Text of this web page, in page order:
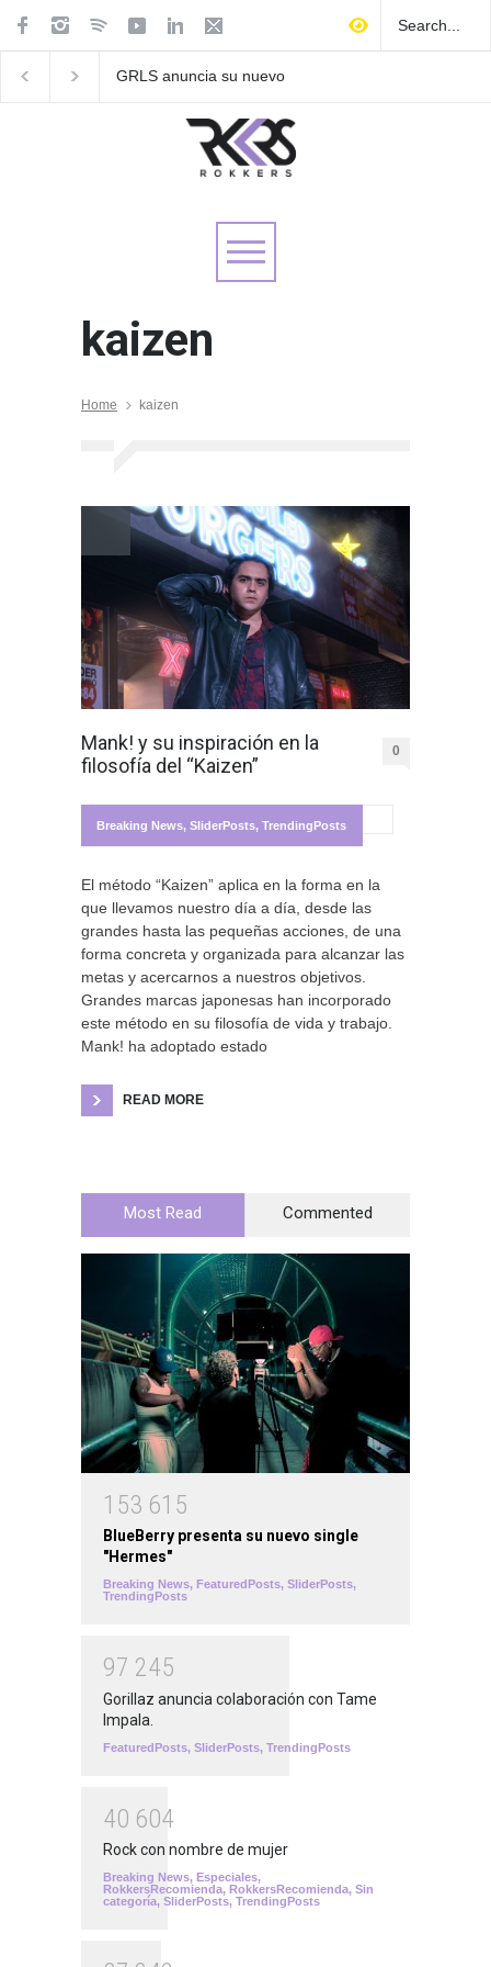
GRLS anuncia su nuevo
kaizen
Home kaizen
Mank! y su inspiración en la
filosofía del “Kaizen”
0
Breaking News, SliderPosts, TrendingPosts
El método “Kaizen” aplica en la forma en la
que llevamos nuestro día a día, desde las
grandes hasta las pequeñas acciones, de una
forma concreta y organizada para alcanzar las
metas y acercarnos a nuestros objetivos.
Grandes marcas japonesas han incorporado
este método en su filosofía de vida y trabajo.
Mank! ha adoptado estado
READ MORE
Most Read Commented
1 53 61 5
BlueBerry presenta su nuevo single
"Hermes"
Breaking News, FeaturedPosts, SliderPosts,
TrendingPosts
97 245
Gorillaz anuncia colaboración con Tame
Impala.
FeaturedPosts, SliderPosts, TrendingPosts
40 604
Rock con nombre de mujer
Breaking News, Especiales,
RokkersRecomienda, RokkersRecomienda, Sin
categoría, SliderPosts, TrendingPosts